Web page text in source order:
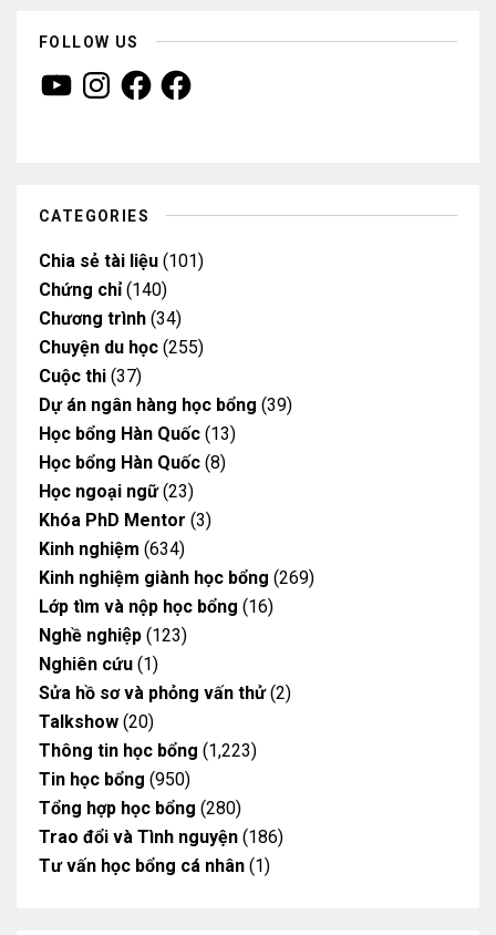
FOLLOW US
Y
o
n
m
F
a
F
a
CATEGORIES
Chia sẻ tài liệu (101)
Chứng chỉ(140)
Chương trình (34)
Chuyện du học (255)
Cuộc thi (37)
Dự án ngân hàng học bổng (39)
Học bổng Hàn Quốc (13)
Học bổng Hàn Quốc (8)
Học ngoại ngữ(23)
Khóa PhD Mentor (3)
Kinh nghiệm (634)
Kinh nghiệm giành học bổng (269)
Lớp tìm và nộp học bổng (16)
Nghề nghiệp (123)
Nghiên cứu (1)
Sửa hồ sơ và phỏng vấn thử(2)
Talkshow (20)
Thông tin học bổng (1,223)
Tin học bổng (950)
Tổng hợp học bổng (280)
Trao đổi và Tình nguyện (186)
Tư vấn học bổng cá nhân (1)